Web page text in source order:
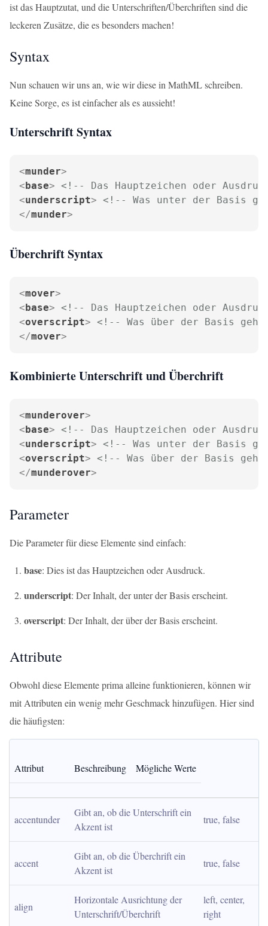
ist das Hauptzutat, und die Unterschriften/Überchriften sind die
leckeren Zusätze, die es besonders machen!
Syntax
Nun schauen wir uns an, wie wir diese in MathML schreiben.
Keine Sorge, es ist einfacher als es aussieht!
Unterschrift Syntax
<munder>
<base> <!-- Das Hauptzeichen oder
<underscript> <!-- Was unter der Basis
</munder>
Überchrift Syntax
<mover>
<base> <!-- Das Hauptzeichen oder
<overscript> <!-- Was über der Basis
</mover>
Kombinierte Unterschrift und Überchrift
<munderover>
<base> <!-- Das Hauptzeichen oder
<underscript> <!-- Was unter der Basis
<overscript> <!-- Was über der Basis
</munderover>
Parameter
Die Parameter für diese Elemente sind einfach:
base: Dies ist das Hauptzeichen oder Ausdruck.
underscript: Der Inhalt, der unter der Basis erscheint.
overscript: Der Inhalt, der über der Basis erscheint.
Attribute
Obwohl diese Elemente prima alleine funktionieren, können wir
mit Attributen ein wenig mehr Geschmack hinzufügen. Hier sind
die häufigsten:
Attribut Beschreibung Mögliche Werte
accentunder
Gibt an, ob die Unterschrift ein
Akzent ist
true, false
accent
Gibt an, ob die Überchrift ein
Akzent ist
true, false
align
Horizontale Ausrichtung der
Unterschrift/Überchrift
left, center,
right